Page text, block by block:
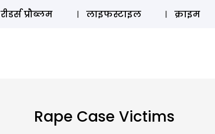
ऑडियो
रीडर्स प्रौब्लम लाइफस्टाइल क्राइम
Rape Case Victims